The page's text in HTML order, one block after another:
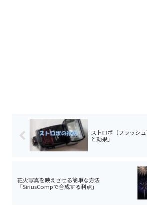
ストロボ（フラッシ
と効果」
花火写真を映えさせる簡単な方法
「SiriusCompで合成する利点」